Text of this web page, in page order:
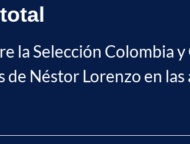
la Selección Colombia
de Néstor Lorenzo en